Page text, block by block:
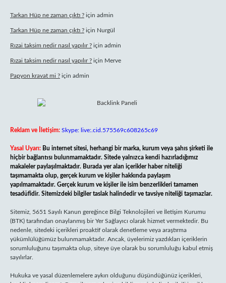
Tarkan Hüp ne zaman çıktı ? için admin
Tarkan Hüp ne zaman çıktı ? için Nurgül
Rızai taksim nedir nasıl yapılır ? için admin
Rızai taksim nedir nasıl yapılır ? için Merve
Papyon kravat mi ? için admin
Reklam ve İletişim: Skype: live:.cid.575569c608265c69
Yasal Uyarı: Bu internet sitesi, herhangi bir marka, kurum veya şahıs şirketi ile
hiçbir bağlantısı bulunmamaktadır. Sitede yalnızca kendi hazırladığımız
makaleler paylaşılmaktadır. Burada yer alan içerikler haber niteliği
taşımamakta olup, gerçek kurum ve kişiler hakkında paylaşım
yapılmamaktadır. Gerçek kurum ve kişiler ile isim benzerlikleri tamamen
tesadüfidir. Sitemizdeki bilgiler taslak halindedir ve tavsiye niteliği taşımazlar.
Sitemiz, 5651 Sayılı Kanun gereğince Bilgi Teknolojileri ve İletişim Kurumu
(BTK) tarafından onaylanmış bir Yer Sağlayıcı olarak hizmet vermektedir. Bu
nedenle, sitedeki içerikleri proaktif olarak denetleme veya araştırma
yükümlülüğümüz bulunmamaktadır. Ancak, üyelerimiz yazdıkları içeriklerin
sorumluluğunu taşımakta olup, siteye üye olarak bu sorumluluğu kabul etmiş
sayılırlar.
Hukuka ve yasal düzenlemelere aykırı olduğunu düşündüğünüz içerikleri,